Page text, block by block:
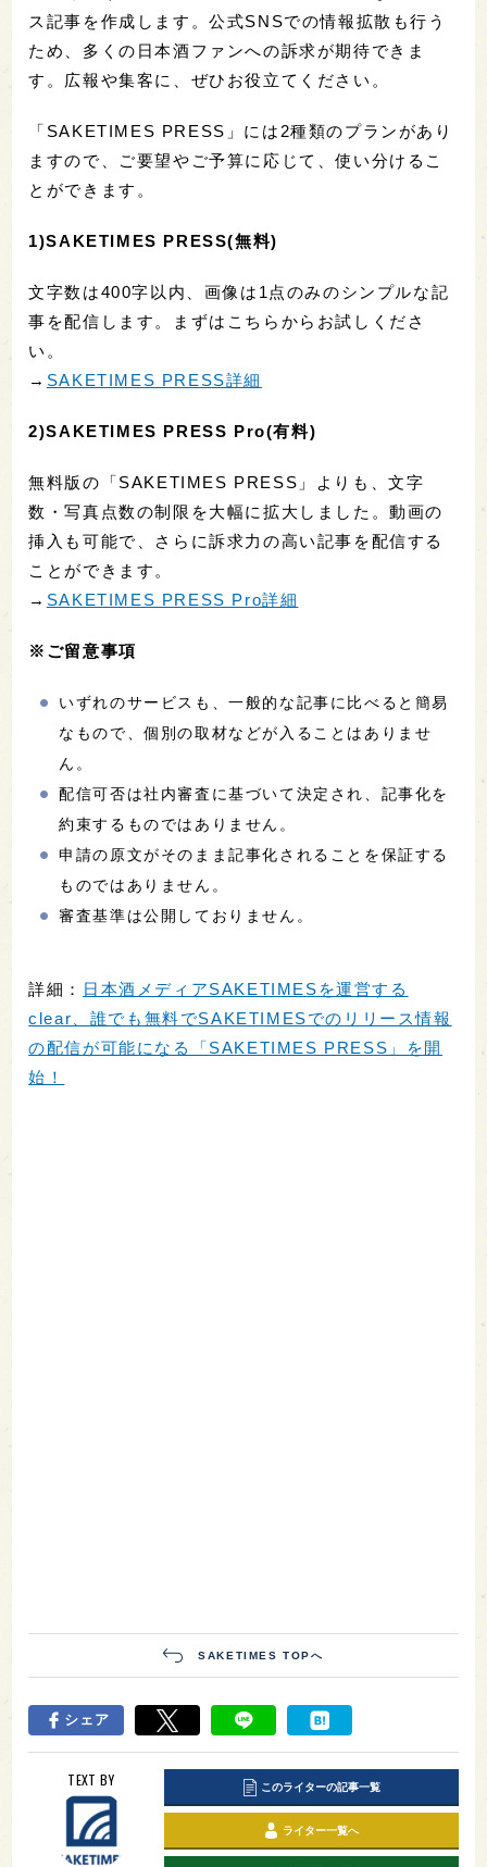
ス記事を作成します。公式SNSでの情報拡散も行う
ため、多くの日本酒ファンへの訴求が期待できま
す。広報や集客に、ぜひお役立てください。
「SAKETIMES PRESS」には2種類のプランがあり
ますので、ご要望やご予算に応じて、使い分けるこ
とができます。
1)SAKETIMES PRESS(無料)
文字数は400字以内、画像は1点のみのシンプルな記
事を配信します。まずはこちらからお試しくださ
い。
→ SAKETIMES PRESS詳細
2)SAKETIMES PRESS Pro(有料)
無料版の「SAKETIMES PRESS」よりも、文字
数・写真点数の制限を大幅に拡大しました。動画の
挿入も可能で、さらに訴求力の高い記事を配信する
ことができます。
→ SAKETIMES PRESS Pro詳細
※ご留意事項
いずれのサービスも、一般的な記事に比べると簡易
なもので、個別の取材などが入ることはありませ
ん。
配信可否は社内審査に基づいて決定され、記事化を
約束するものではありません。
申請の原文がそのまま記事化されることを保証する
ものではありません。
審査基準は公開しておりません。
詳細：
日本酒メディアSAKETIMESを運営する
clear、誰でも無料でSAKETIMESでのリリース情報
の配信が可能になる「SAKETIMES PRESS」を開
始！
SAKETIMES TOPへ
シェア
TEXT BY このライターの記事一覧
ライター一覧へ